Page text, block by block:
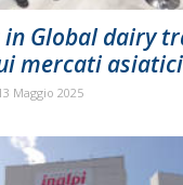
Global dairy
mercati asiatici
Maggio 2025